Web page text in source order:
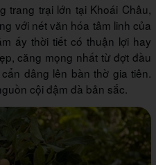
trang trại lớn tại Khoái Châu,
với nét văn hóa tâm linh của
ấy thời tiết có thuận lợi hay
căng mọng nhất từ đợt đầu
dâng lên bàn thờ gia tiên.
cội đậm đà bản sắc.